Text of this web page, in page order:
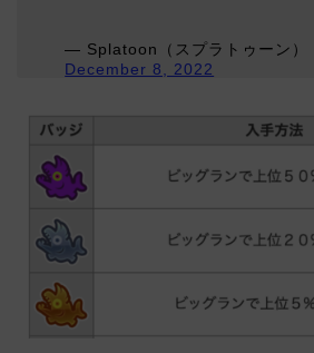
— Splatoon（スプラトゥーン）
December 8, 2022